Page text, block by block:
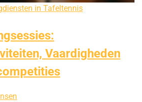
in Tafeltennis
Vaardigheden